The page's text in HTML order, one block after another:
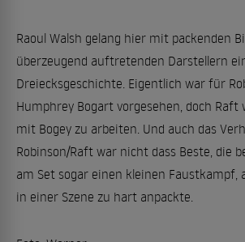
Raoul Walsh gelang hier mit packenden
überzeugend auftretenden Darstellern
Dreiecksgeschichte. Eigentlich war für
Humphrey Bogart vorgesehen, doch
mit Bogey zu arbeiten. Und auch das
Robinson/Raft war nicht dass Beste, die
am Set sogar einen kleinen Faustkampf,
in einer Szene zu hart anpackte.